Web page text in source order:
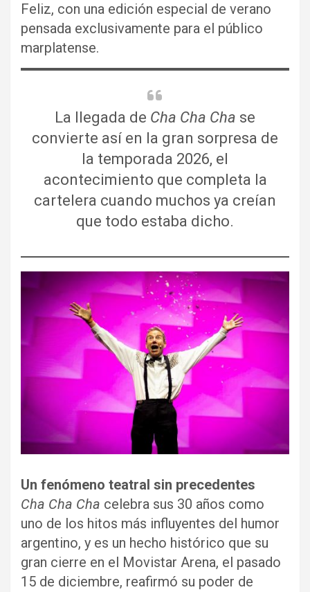
Feliz, con una edición especial de verano
pensada exclusivamente para el público
marplatense.
La llegada de Cha Cha Cha se
convierte así en la gran sorpresa de
la temporada 2026, el
acontecimiento que completa la
cartelera cuando muchos ya creían
que todo estaba dicho.
Un fenómeno teatral sin precedentes
Cha Cha Cha celebra sus 30 años como
uno de los hitos más influyentes del humor
argentino, y es un hecho histórico que su
gran cierre en el Movistar Arena, el pasado
15 de diciembre, reafirmó su poder de